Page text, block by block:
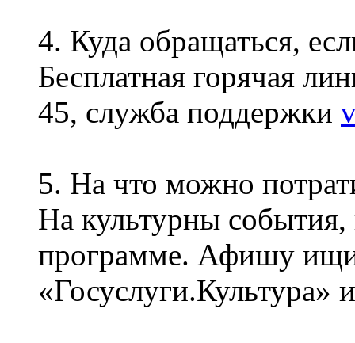
4. Куда обращаться,
Бесплатная горячая
45, служба поддержки
5. На что можно
На культурны события,
программе. Афишу
«Госуслуги.Культура»